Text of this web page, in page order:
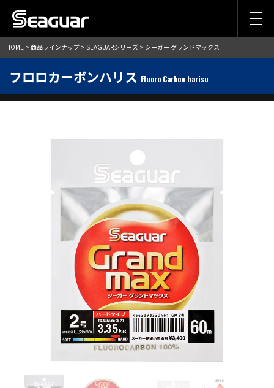
HOME > 商品ラインナップ > SEAGUARシリーズ > シーガー グランドマックス
フロロカーボンハリス Fluoro Carbon harisu